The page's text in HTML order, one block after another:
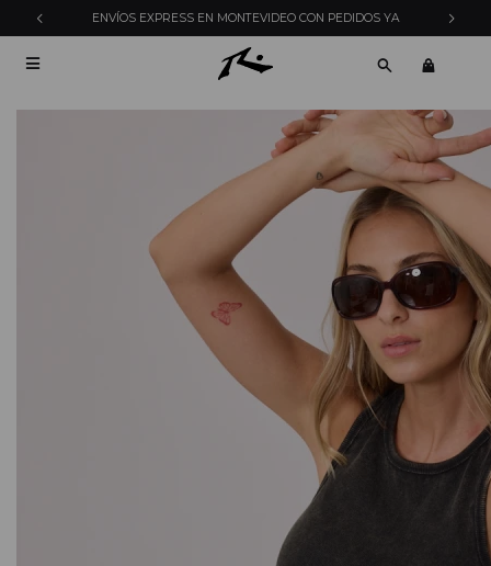
ENVÍOS EXPRESS EN MONTEVIDEO CON PEDIDOS YA
